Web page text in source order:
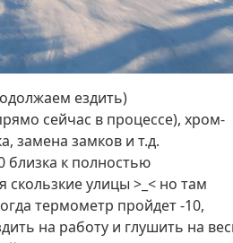
ездить)
сейчас в процессе), хром-
замена замков и т.д.
близка к полностью
улицы >_< но там
термометр пройдет -10,
на работу и глушить на